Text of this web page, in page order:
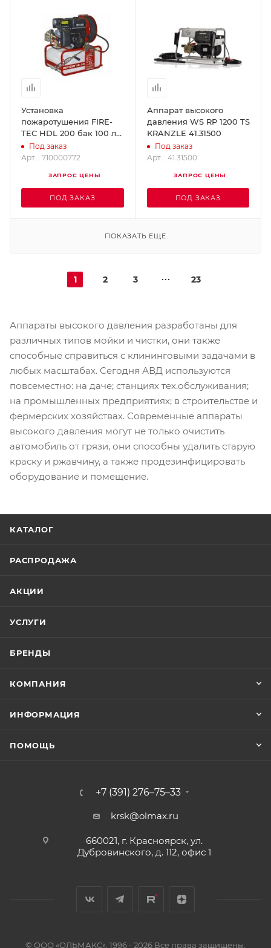
Установка
пожаротушения FIRE-
TEC HDL 200 бак 100 л
OERTZEN 710000772
Под заказ
Арт. : 710000772
ЗАПРОС ЦЕНЫ
ПОД ЗАКАЗ
Аппарат высокого
давления WS RP 1200 TS
KRANZLE 41.31500
Под заказ
Арт. : 41.31500
ЗАПРОС ЦЕНЫ
ПОД ЗАКАЗ
ПОКАЗАТЬ ЕЩЕ
1 2 3 23
Аппараты высокого давления разработаны для
различных типов мойки и чистки, они также
способные справиться с клининговыми задачами в
любых масштабах. Сегодня АВД используются
повсеместно: на даче; станциях тех.обслуживания;
на промышленных предприятиях; в строительстве и
фермерских хозяйствах. Современные аппараты
высокого давления могут не только очистить
автомобиль от грязи, они способны удалить старую
краску и ржавчину, а также продезинфицировать
оборудование и помещение.
КАТАЛОГ
РАСПРОДАЖА
АКЦИИ
УСЛУГИ
БРЕНДЫ
КОМПАНИЯ
ИНФОРМАЦИЯ
ПОМОЩЬ
+7 (391) 276–75–33
krsk@olmax.ru
660021, г. Красноярск, ул.
Дубровинского, д. 112, офис 1
© ООО «ОЛЬМАКС», 1996 - 2026 Все права защищены.